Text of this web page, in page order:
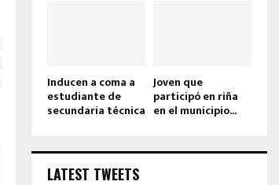
Inducen a coma a
estudiante de
secundaria técnica
Joven que
participó en riña
en el municipio...
LATEST TWEETS